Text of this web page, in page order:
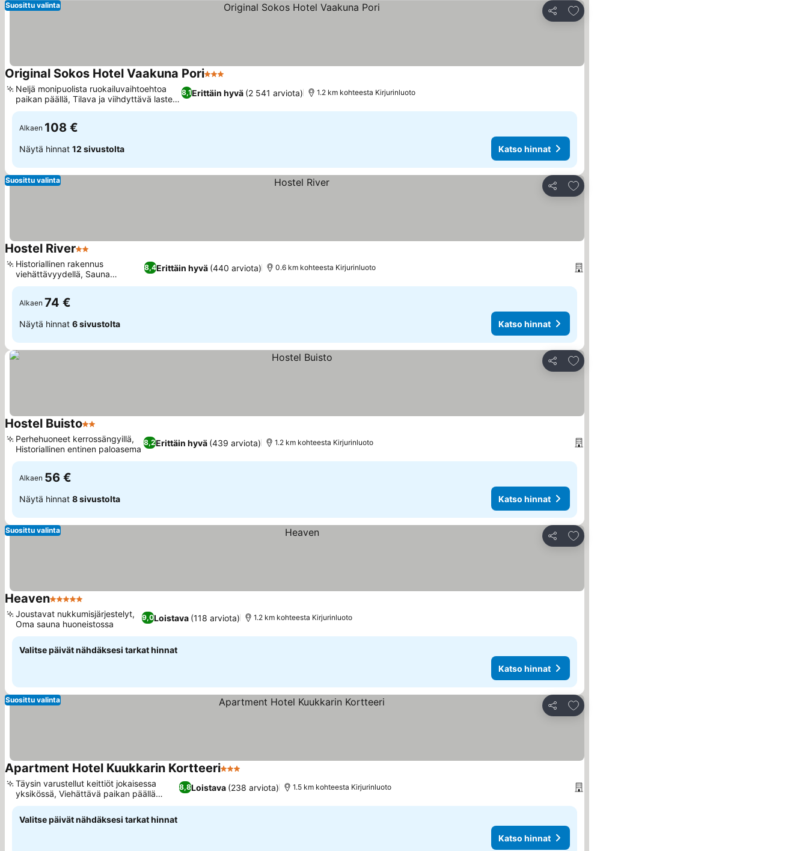
Jaa
Lisää suosikkeihin
Suosittu valinta
Original Sokos Hotel Vaakuna Pori3 Tähtiluokitus
8,1Erittäin hyvä (2 541 arviota)
Neljä monipuolista ruokailuvaihtoehtoa
paikan päällä, Tilava ja viihdyttävä lasten
leikkialue
1.2 km kohteesta Kirjurinluoto
Alkaen 108 €
Näytä hinnat 12 sivustolta Katso hinnat
Jaa
Lisää suosikkeihin
Suosittu valinta
Hostel River2 Tähtiluokitus
8,4Erittäin hyvä (440 arviota)
Historiallinen rakennus
viehättävyydellä, Sauna
rentoutumiseen
0.6 km kohteesta Kirjurinluoto
Alkaen 74 €
Näytä hinnat 6 sivustolta Katso hinnat
Jaa
Lisää suosikkeihin
Hostel Buisto2 Tähtiluokitus
8,2Erittäin hyvä (439 arviota)
Perhehuoneet kerrossängyillä,
Historiallinen entinen paloasema
1.2 km kohteesta Kirjurinluoto
Alkaen 56 €
Näytä hinnat 8 sivustolta Katso hinnat
Jaa
Lisää suosikkeihin
Suosittu valinta
Heaven5 Tähtiluokitus
9,0Loistava (118 arviota)
Joustavat nukkumisjärjestelyt,
Oma sauna huoneistossa
1.2 km kohteesta Kirjurinluoto
Valitse päivät nähdäksesi tarkat hinnat
Katso hinnat
Jaa
Lisää suosikkeihin
Suosittu valinta
Apartment Hotel Kuukkarin Kortteeri3 Tähtiluokitus
8,8Loistava (238 arviota)
Täysin varustellut keittiöt jokaisessa
yksikössä, Viehättävä paikan päällä
asuva kissa
1.5 km kohteesta Kirjurinluoto
Valitse päivät nähdäksesi tarkat hinnat
Katso hinnat